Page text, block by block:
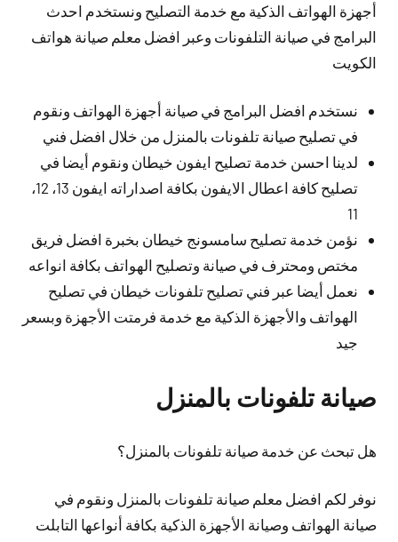
أجهزة الهواتف الذكية مع خدمة التصليح ونستخدم احدث
البرامج في صيانة التلفونات وعبر افضل معلم صيانة هواتف
الكويت
نستخدم افضل البرامج في صيانة أجهزة الهواتف ونقوم
في تصليح صيانة تلفونات بالمنزل من خلال افضل فني
لدينا احسن خدمة تصليح ايفون خيطان ونقوم أيضا في
تصليح كافة اعطال الايفون بكافة اصداراته ايفون 13، 12،
11
نؤمن خدمة تصليح سامسونج خيطان بخبرة افضل فريق
مختص ومحترف في صيانة وتصليح الهواتف بكافة انواعه
نعمل أيضا عبر فني تصليح تلفونات خيطان في تصليح
الهواتف والأجهزة الذكية مع خدمة فرمتت الأجهزة وبسعر
جيد
صيانة تلفونات بالمنزل
هل تبحث عن خدمة صيانة تلفونات بالمنزل؟
نوفر لكم افضل معلم صيانة تلفونات بالمنزل ونقوم في
صيانة الهواتف وصيانة الأجهزة الذكية بكافة أنواعها التابلت